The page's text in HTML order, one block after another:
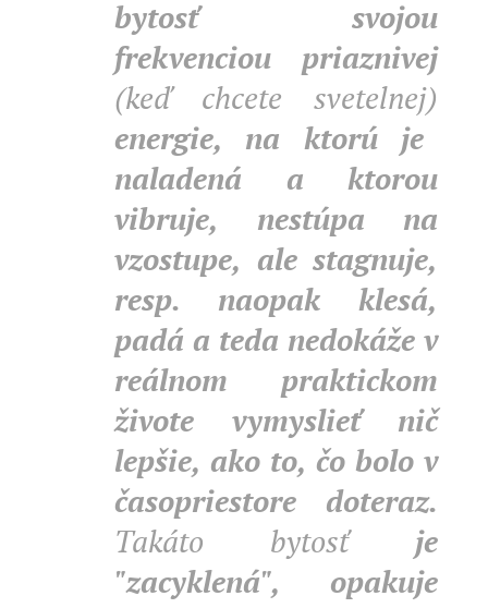
bytosť svojou
frekvenciou priaznivej
(keď chcete svetelnej)
energie, na ktorú je
naladená a ktorou
vibruje, nestúpa na
vzostupe, ale stagnuje,
resp. naopak klesá,
padá a teda nedokáže v
reálnom praktickom
živote vymyslieť nič
lepšie, ako to, čo bolo v
časopriestore doteraz.
Takáto bytosťje
"zacyklená", opakuje